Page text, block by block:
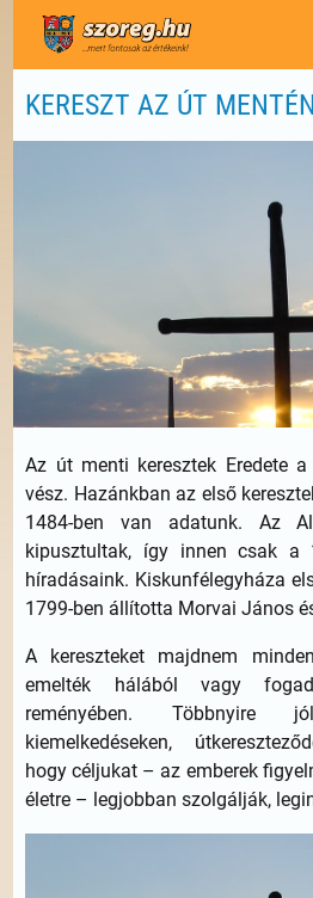
KERESZT AZ ÚT MENTÉN
Az út menti keresztek Eredete
vész. Hazánkban az első
1484-ben van adatunk. Az
kipusztultak, így innen csak a
híradásaink. Kiskunfélegyháza
1799-ben állította Morvai János
A kereszteket majdnem
emelték hálából vagy
reményében. Többnyire
kiemelkedéseken,
hogy céljukat – az emberek
életre – legjobban szolgálják,